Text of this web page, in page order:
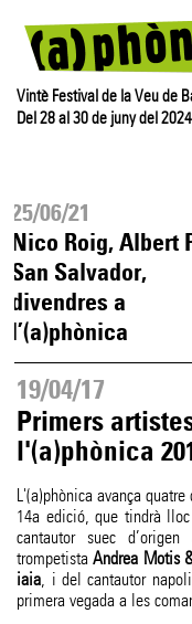
Vintè Festival de la Veu de
Del 28 al 30 de juny del 2024
25/06/21
Nico Roig, Albert
San Salvador,
divendres a
l’(a)phònica
19/04/17
Primers
l'(a)phònica
L'(a)phònica avança
14a edició, que tindrà
cantautor suec
trompetistaAndrea Motis
iaia, i del cantautor
primera vegada a les